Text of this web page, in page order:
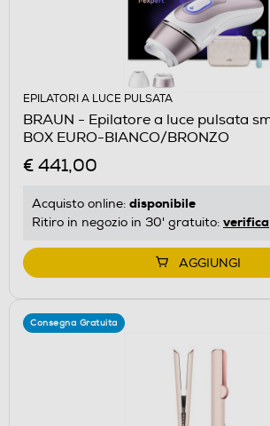
EPILATORI A LUCE PULSATA
BRAUN - Epilatore a luce pulsata
BOX EURO-BIANCO/BRONZO
€ 441,00
Acquisto online: disponibile
Ritiro in negozio in 30' gratuito: verifica
AGGIUNGI
Consegna Gratuita